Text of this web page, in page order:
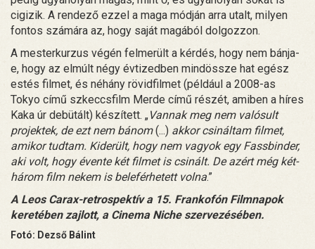
cigizik. A rendező ezzel a maga módján arra utalt, milyen
fontos számára az, hogy saját magából dolgozzon.
A mesterkurzus végén felmerült a kérdés, hogy nem bánja-
e, hogy az elmúlt négy évtizedben mindössze hat egész
estés filmet, és néhány rövidfilmet (például a 2008-as
Tokyo című szkeccsfilm Merde című részét, amiben a híres
Kaka úr debütált) készített. „Vannak meg nem valósult
projektek, de ezt nem bánom(...) akkor csináltam filmet,
amikor tudtam. Kiderült, hogy nem vagyok egy Fassbinder,
aki volt, hogy évente két filmet is csinált. De azért még két-
három film nekem is beleférhetett volna.”
A Leos Carax-retrospektív a 15. Frankofón Filmnapok
keretében zajlott, a Cinema Niche szervezésében.
Fotó: Dezső Bálint